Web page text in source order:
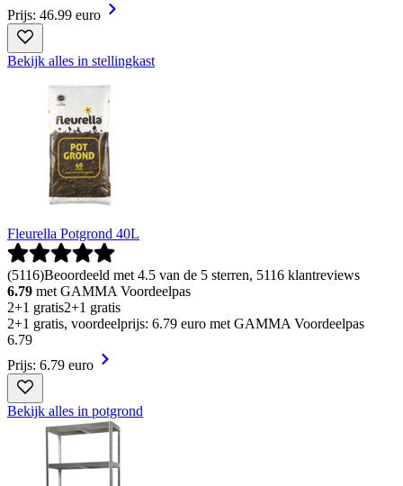
Prijs: 46.99 euro
Bekijk alles in stellingkast
Fleurella Potgrond 40L
(5116)Beoordeeld met 4.5 van de 5 sterren, 5116 klantreviews
6.79 met GAMMA Voordeelpas
2+1 gratis2+1 gratis
2+1 gratis, voordeelprijs: 6.79 euro met GAMMA Voordeelpas
6.79
Prijs: 6.79 euro
Bekijk alles in potgrond